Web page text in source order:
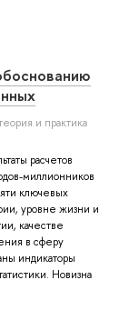
и практика
расчетов
миллионников
ключевых
уровне жизни и
качестве
в сферу
индикаторы
Новизна